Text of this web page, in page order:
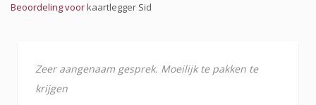
Beoordeling voorkaartlegger Sid
Zeer aangenaam gesprek. Moeilijk te pakken te
krijgen